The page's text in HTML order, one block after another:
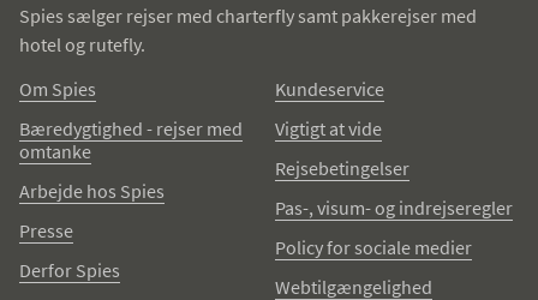
Spies sælger rejser med charterfly samt pakkerejser med
hotel og rutefly.
Om Spies
Bæredygtighed - rejser med
omtanke
Arbejde hos Spies
Presse
Derfor Spies
Kundeservice
Vigtigt at vide
Rejsebetingelser
Pas-, visum- og indrejseregler
Policy for sociale medier
Webtilgængelighed